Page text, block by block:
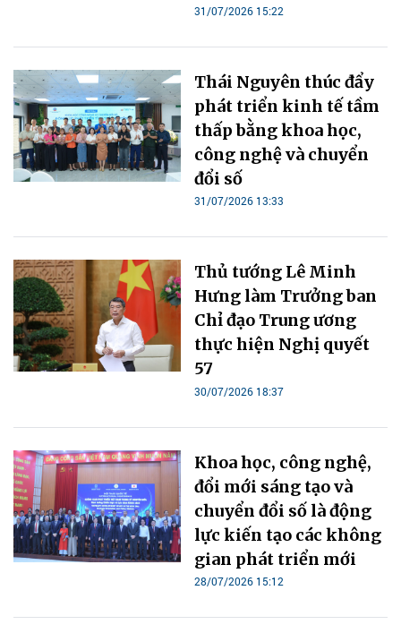
31/07/2026 15:22
Thái Nguyên thúc đẩy
phát triển kinh tế tầm
thấp bằng khoa học,
công nghệ và chuyển
đổi số
31/07/2026 13:33
Thủ tướng Lê Minh
Hưng làm Trưởng ban
Chỉ đạo Trung ương
thực hiện Nghị quyết
57
30/07/2026 18:37
Khoa học, công nghệ,
đổi mới sáng tạo và
chuyển đổi số là động
lực kiến tạo các không
gian phát triển mới
28/07/2026 15:12